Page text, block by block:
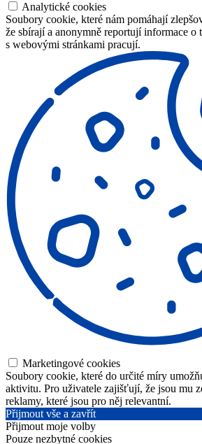
Analytické cookies
Soubory cookie, které nám pomáhají
že sbírají a anonymně reportují informace o
s webovými stránkami pracují.
Marketingové cookies
Soubory cookie, které do určité míry
aktivitu. Pro uživatele zajišťují, že jsou mu
reklamy, které jsou pro něj relevantní.
Přijmout vše a zavřít
Přijmout moje volby
Pouze nezbytné cookies